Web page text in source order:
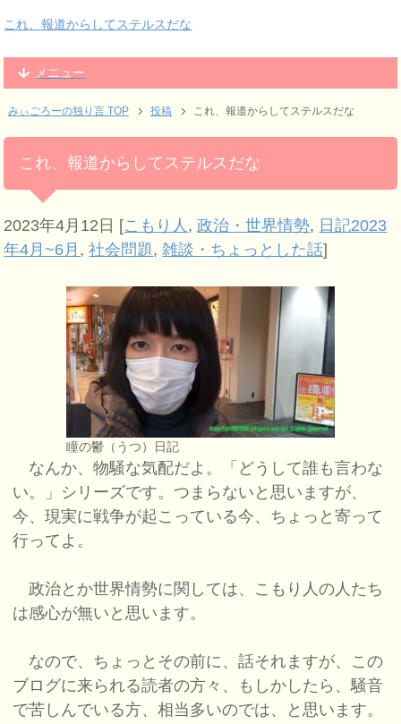
これ、報道からしてステルスだな
メニュー
みぃごろーの独り言 TOP 投稿 これ、報道からしてステルスだな
これ、報道からしてステルスだな
2023年4月12日 [こもり人 ,政治・世界情勢, 日記2023
年4月~6月 ,社会問題,雑談・ちょっとした話]
瞳の鬱（うつ）日記
なんか、物騒な気配だよ。「どうして誰も言わな
い。」シリーズです。つまらないと思いますが、
今、現実に戦争が起こっている今、ちょっと寄って
行ってよ。
政治とか世界情勢に関しては、こもり人の人たち
は感心が無いと思います。
なので、ちょっとその前に、話それますが、この
ブログに来られる読者の方々、もしかしたら、騒音
で苦しんでいる方、相当多いのでは、と思います。